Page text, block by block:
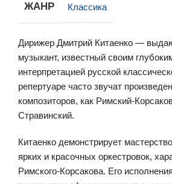
ЖАНР Классика
Дирижер Дмитрий Китаенко —
музыкант, известный своим
интерпретацией русской
репертуаре часто звучат
композиторов, как Римский-
Стравинский.
Китаенко демонстрирует
ярких и красочных оркестровок,
Римского-Корсакова. Его